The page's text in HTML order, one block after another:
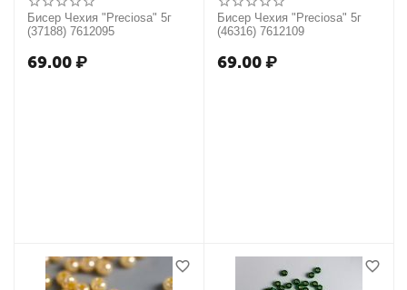
Бисер Чехия "Preciosa" 5г
(37188) 7612095
69.00₽
Бисер Чехия "Preciosa" 5г
(46316) 7612109
69.00₽